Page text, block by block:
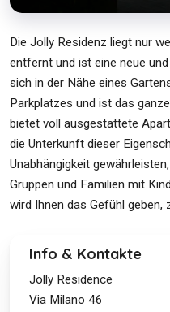
Die Jolly Residenz liegt nur
entfernt und ist eine neue
sich in der Nähe eines
Parkplatzes und ist das
bietet voll ausgestattete
die Unterkunft dieser
Unabhängigkeit
Gruppen und Familien mit
wird Ihnen das Gefühl geben,
Info & Kontakte
Jolly Residence
Via Milano 46